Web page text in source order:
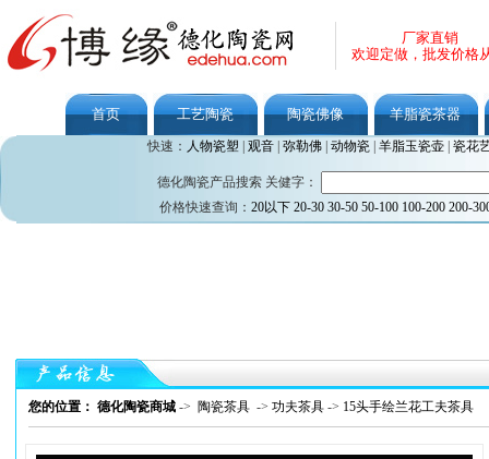
厂家直销
欢迎定做，批发价格
首页 工艺陶瓷 陶瓷佛像 羊脂瓷茶器
快速： 人物瓷塑 观音| 弥勒佛| 动物瓷| 羊脂玉瓷壶| 瓷花
德化陶瓷产品搜索 关健字：
价格快速查询： 20以下 20-30 30-50 50-100 100-200 200-
您的位置： 德化陶瓷商城 -> 陶瓷茶具 -> 功夫茶具 -> 15头手绘兰花工夫茶具